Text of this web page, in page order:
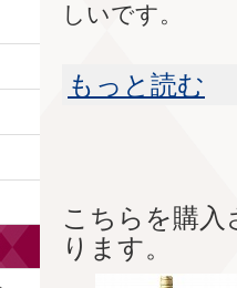
しいです。
もっと読む
こちらを購
ります。